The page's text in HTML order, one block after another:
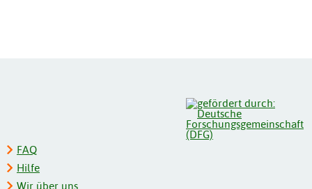
FAQ
Hilfe
Wir über uns